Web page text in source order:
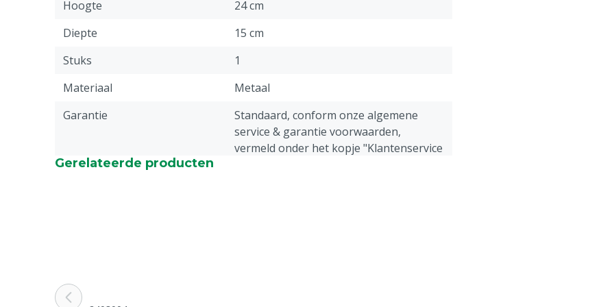
Hoogte
24 cm
Diepte
15 cm
Stuks
1
Materiaal
Metaal
Garantie
Standaard, conform onze algemene
service & garantie voorwaarden,
vermeld onder het kopje "Klantenservice
Ongediertebestrijding
Gerelateerde producten